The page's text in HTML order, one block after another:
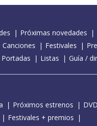
Próximas novedades
Canciones Festivales
Portadas Listas Guía /
Próximos estrenos
DVD
Festivales + premios